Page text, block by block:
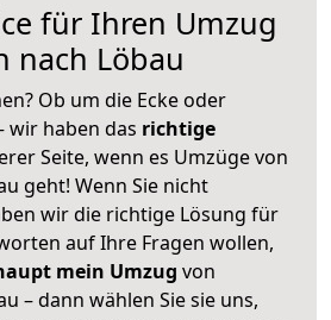
für Ihren Umzug
nach Löbau
Ob um die Ecke oder
wir haben das richtige
Seite, wenn es Umzüge von
geht! Wenn Sie nicht
wir die richtige Lösung für
auf Ihre Fragen wollen,
mein Umzug von
– dann wählen Sie sie uns,